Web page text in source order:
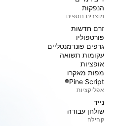
הנפקות
מוצרים נוספים
זרם חדשות
פורטפוליו
גרפים פונדמנטליים
עקומות תשואה
אופציות
מפות מאקרו
Pine Script®
אפליקציות
נייד
שולחן עבודה
קהילה